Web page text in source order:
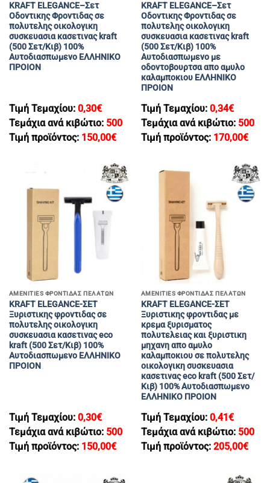
KRAFT ELEGANCE–Σετ
Οδοντικης Φροντιδας σε
πολυτελης οικολογικη
συσκευασια κασετινας kraft
(500 Σετ/Κιβ) 100%
Αυτοδιασπωμενο ΕΛΛΗΝΙΚΟ
ΠΡΟΙΟΝ
Τιμή Τεμαχίου: 0,30€
Τεμάχια ανά κιβώτιο: 500
Τιμή προϊόντος: 150,00€
KRAFT ELEGANCE–Σετ
Οδοντικης Φροντιδας σε
πολυτελης οικολογικη
συσκευασια κασετινας kraft
(500 Σετ/Κιβ) 100%
Αυτοδιασπωμενο με
οδοντοβουρτσα απο αμυλο
καλαμποκιου ΕΛΛΗΝΙΚΟ
ΠΡΟΙΟΝ
Τιμή Τεμαχίου: 0,34€
Τεμάχια ανά κιβώτιο: 500
Τιμή προϊόντος: 170,00€
AMENITIES ΦΡΟΝΤΙΔΑΣ ΠΕΛΑΤΩΝ
KRAFT ELEGANCE-ΣΕΤ
Ξυριστικης φροντιδας σε
πολυτελης οικολογικη
συσκευασια κασετινας eco
kraft (500 Σετ/Κιβ) 100%
Αυτοδιασπωμενο ΕΛΛΗΝΙΚΟ
ΠΡΟΙΟΝ
Τιμή Τεμαχίου: 0,30€
Τεμάχια ανά κιβώτιο: 500
Τιμή προϊόντος: 150,00€
AMENITIES ΦΡΟΝΤΙΔΑΣ ΠΕΛΑΤΩΝ
KRAFT ELEGANCE-ΣΕΤ
Ξυριστικης φροντιδας με
κρεμα ξυρισματος
πολυτελειας και ξυριστικη
μηχανη απο αμυλο
καλαμποκιου σε πολυτελης
οικολογικη συσκευασια
κασετινας eco kraft (500 Σετ/
Κιβ) 100% Αυτοδιασπωμενο
ΕΛΛΗΝΙΚΟ ΠΡΟΙΟΝ
Τιμή Τεμαχίου: 0,41€
Τεμάχια ανά κιβώτιο: 500
Τιμή προϊόντος: 205,00€